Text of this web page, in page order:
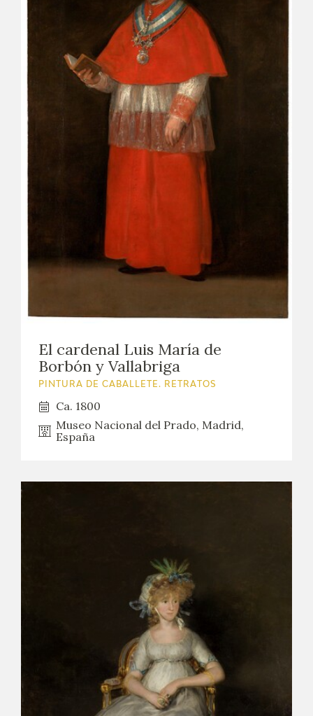
El cardenal Luis María de
Borbón y Vallabriga
PINTURA DE CABALLETE. RETRATOS
Ca. 1800
Museo Nacional del Prado, Madrid,
España